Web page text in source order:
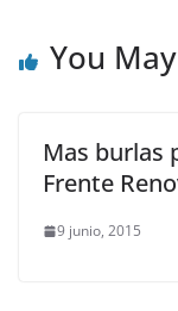
You
Mas burlas
Frente
9 junio, 2015